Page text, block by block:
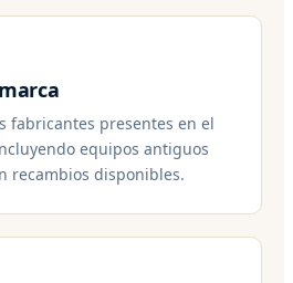
fabricantes presentes en el
equipos antiguos
recambios disponibles.